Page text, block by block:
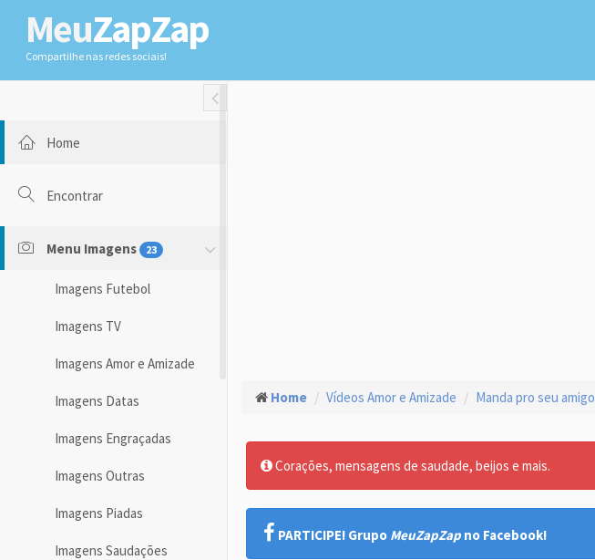
MeuZapZap
Compartilhe nas redes sociais!
Toggle Fullwidth
Home
Encontrar
Menu Imagens 23
Imagens Futebol
Imagens TV
Imagens Amor e Amizade
Imagens Datas
Imagens Engraçadas
Imagens Outras
Imagens Piadas
Imagens Saudações
Home Vídeos Amor e Amizade Manda pro seu amigo
Corações, mensagens de saudade, beijos e mais.
PARTICIPE! Grupo MeuZapZap no Facebook!